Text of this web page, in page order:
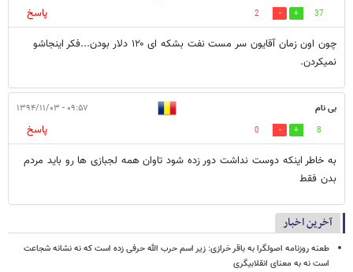
37
2
پاسخ
چون اون زمان آقایون سر مست نفت بشکه ای ۱۲۰ دلار بودن...فکر اینجاشو
نمیکردن.
بی نام ۰۹:۵۷ - ۱۳۹۴/۱۱/۰۳
8
0
پاسخ
به خاطر اینکه دوست نداشت دور زده شود تاوان همه لجبازی ها رو باید مردم
بدن فقط
آخرین اخبار
طعنه روزنامه اصولگرا به باقر خرازی: زیر اسم حرب الله حرفی زده است که نه نشانه شجاعت
است نه به معنای انقلابیگری